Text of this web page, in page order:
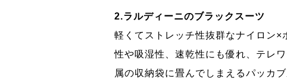
2.ラルディーニのブラックスーツ
軽くてストレッチ性抜群なナイロン×
性や吸湿性、速乾性にも優れ、テレ
属の収納袋に畳んでしまえるパッカ